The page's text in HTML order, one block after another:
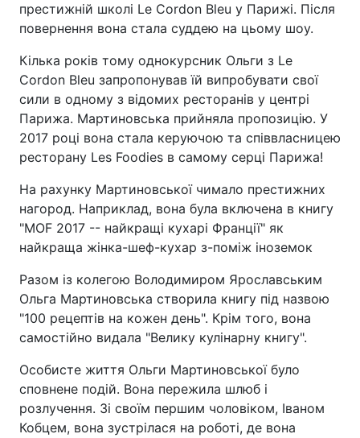
престижній школі Le Cordon Bleu у Парижі. Після
повернення вона стала суддею на цьому шоу.
Кілька років тому однокурсник Ольги з Le
Cordon Bleu запропонував їй випробувати свої
сили в одному з відомих ресторанів у центрі
Парижа. Мартиновська прийняла пропозицію. У
2017 році вона стала керуючою та співвласницею
ресторану Les Foodies в самому серці Парижа!
На рахунку Мартиновської чимало престижних
нагород. Наприклад, вона була включена в книгу
"MOF 2017 -- найкращі кухарі Франції" як
найкраща жінка-шеф-кухар з-поміж іноземок
Разом із колегою Володимиром Ярославським
Ольга Мартиновська створила книгу під назвою
"100 рецептів на кожен день". Крім того, вона
самостійно видала "Велику кулінарну книгу".
Особисте життя Ольги Мартиновської було
сповнене подій. Вона пережила шлюб і
розлучення. Зі своїм першим чоловіком, Іваном
Кобцем, вона зустрілася на роботі, де вона